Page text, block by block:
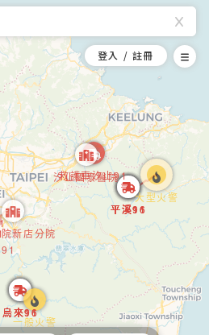
登入 / 註冊 選
X
車
醫院
救護車
醫院
消防車
消防車
消防車
消防車
消防車
消防車
火警
消防車
消防車
消防車
消防車
火警
車
新店分院
救護車汐止91
汐止國泰醫院
平溪11
平溪16
平溪91
平溪11
平溪16
平溪91
大型火警
烏來16
烏來91
烏來91
烏來16
一般火警